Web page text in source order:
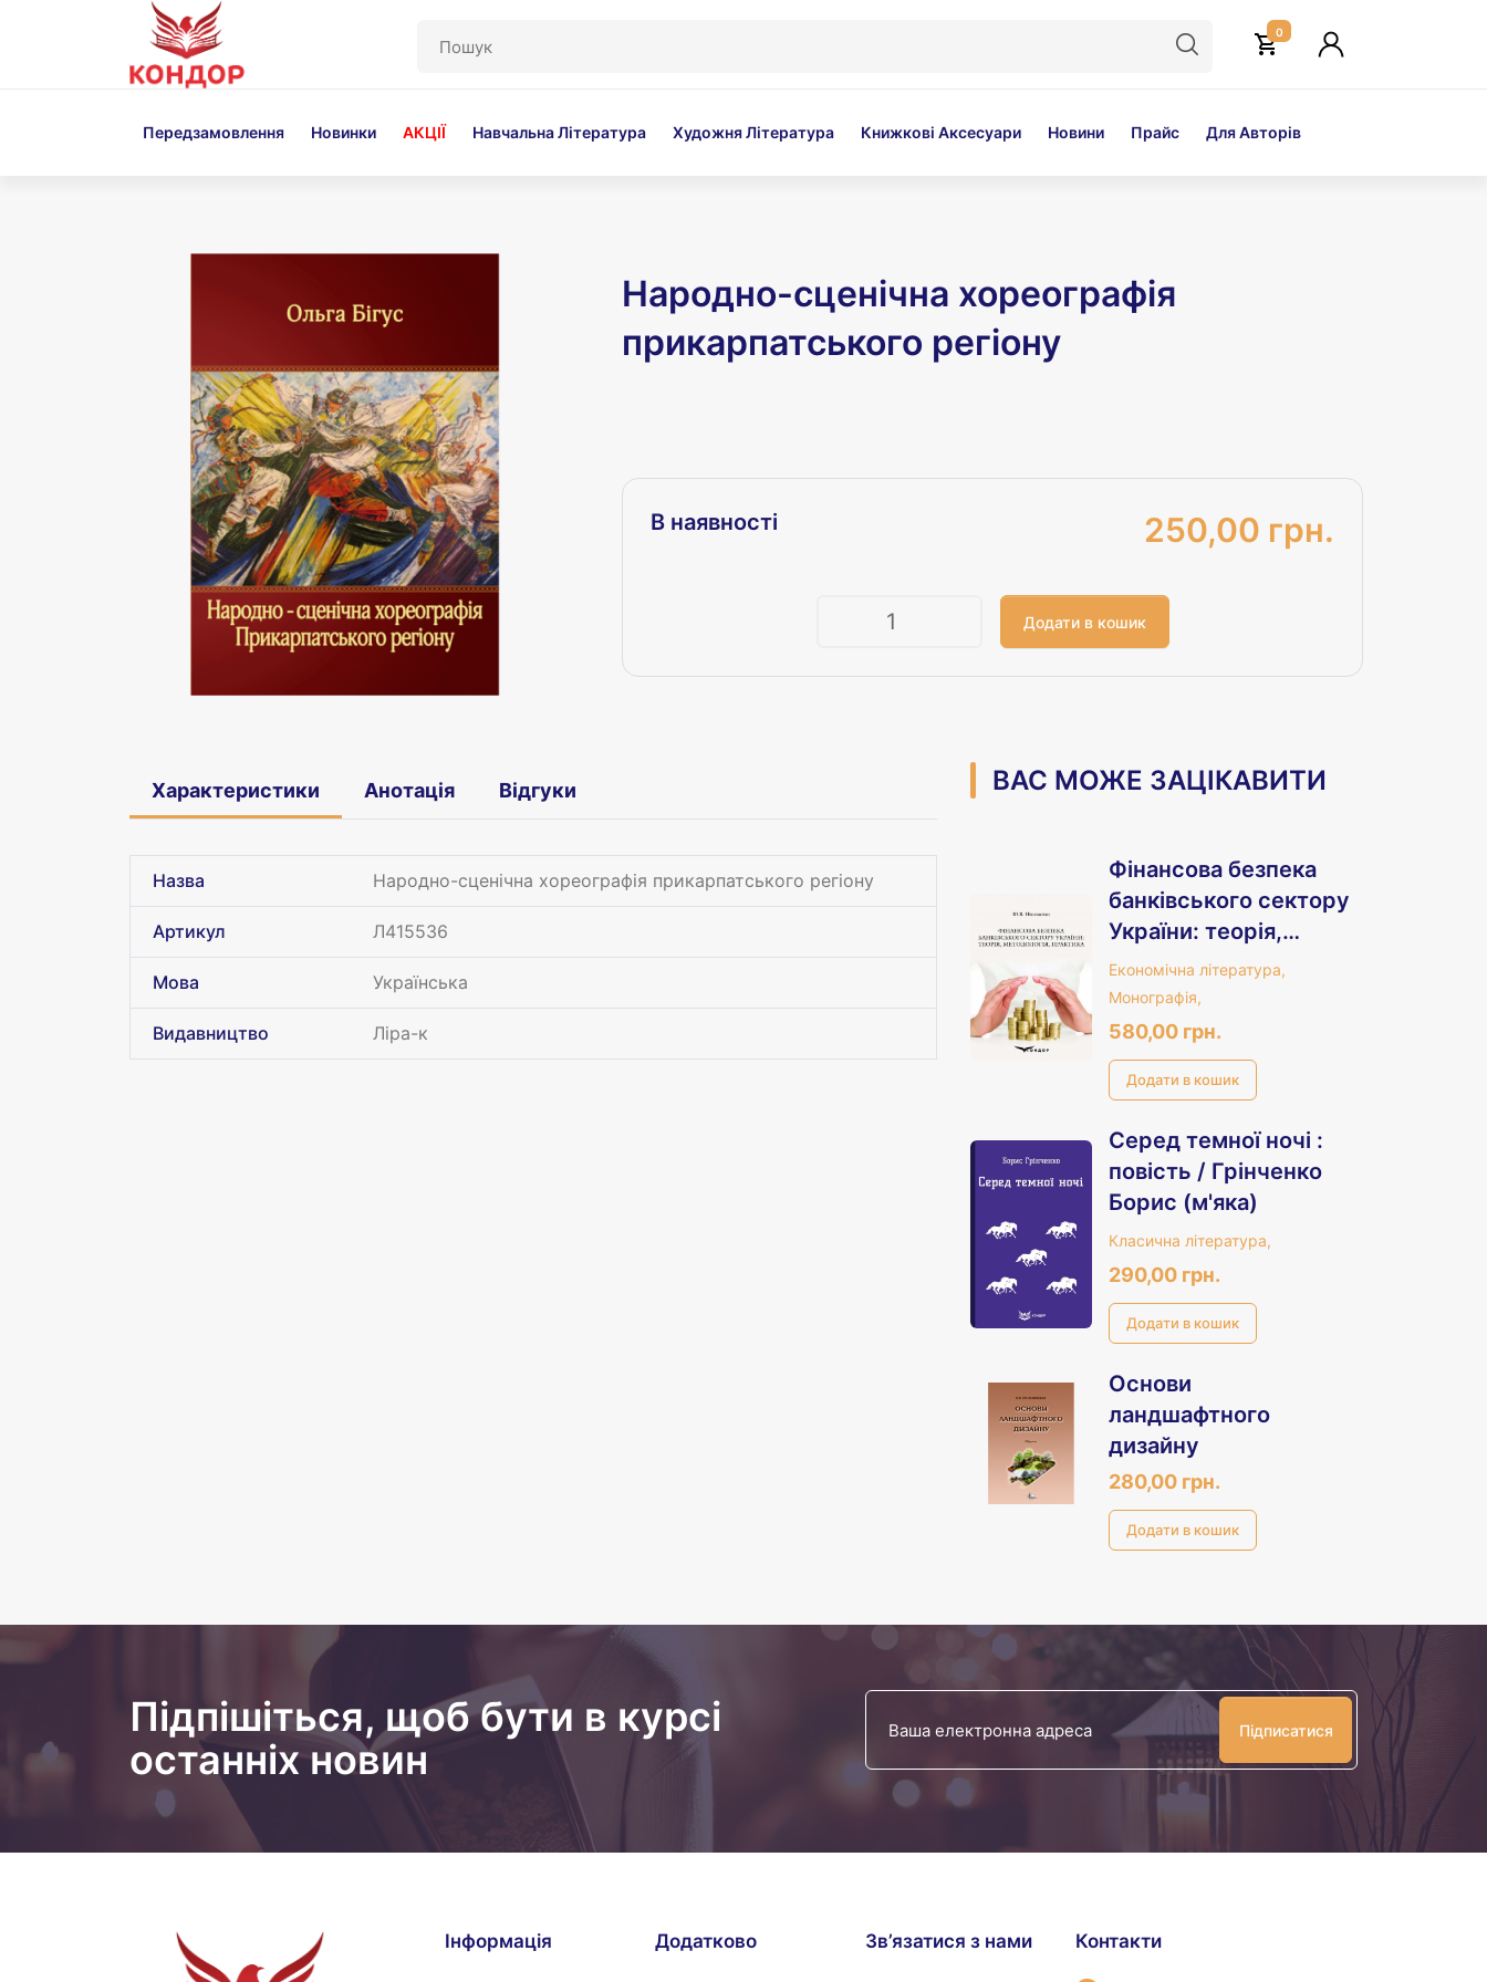
0
Передзамовлення Новинки АКЦІЇ Навчальна Література Художня Література Книжкові Аксесуари Новини Прайс Для Авторів
Народно-сценічна хореографія
прикарпатського регіону
В наявності 250,00 грн.
Кількість
Характеристики Анотація Відгуки
Назва Народно-сценічна хореографія прикарпатського регіону
Артикул Л415536
Мова Українська
Видавництво Ліра-к
ВАС МОЖЕ ЗАЦІКАВИТИ
Фінансова безпека
банківського сектору
України: теорія,
методологія,
практика:
Монографія.
Економічна література,
Монографія,
580,00 грн.
Серед темної ночі :
повість / Грінченко
Борис (м'яка)
Класична література,
290,00 грн.
Основи
ландшафтного
дизайну
280,00 грн.
Підпішіться, щоб бути в курсі
останніх новин
Ваша
електронна
адреса
Iнформація Додатково Зв’язатися з нами Контакти